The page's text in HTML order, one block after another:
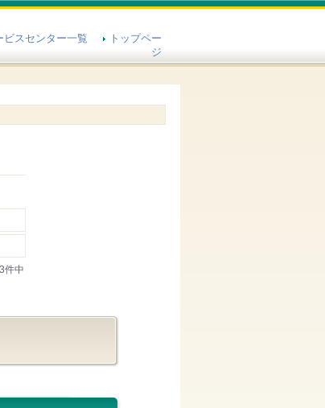
ビスセンター一覧
トップペー
ジ
件中